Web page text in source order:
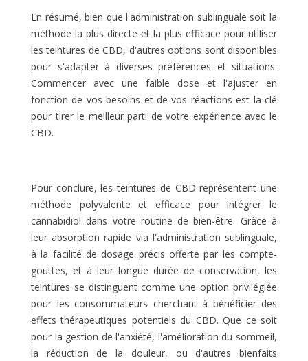
En résumé, bien que l'administration sublinguale soit la
méthode la plus directe et la plus efficace pour utiliser
les teintures de CBD, d'autres options sont disponibles
pour s'adapter à diverses préférences et situations.
Commencer avec une faible dose et l'ajuster en
fonction de vos besoins et de vos réactions est la clé
pour tirer le meilleur parti de votre expérience avec le
CBD.
Pour conclure, les teintures de CBD représentent une
méthode polyvalente et efficace pour intégrer le
cannabidiol dans votre routine de bien-être. Grâce à
leur absorption rapide via l'administration sublinguale,
à la facilité de dosage précis offerte par les compte-
gouttes, et à leur longue durée de conservation, les
teintures se distinguent comme une option privilégiée
pour les consommateurs cherchant à bénéficier des
effets thérapeutiques potentiels du CBD. Que ce soit
pour la gestion de l'anxiété, l'amélioration du sommeil,
la réduction de la douleur, ou d'autres bienfaits